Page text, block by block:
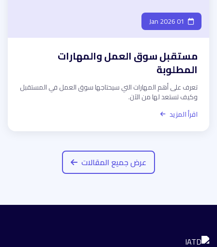
مستقبل سوق العمل والمهارات
المطلوبة
تعرف على أهم المهارات التي سيحتاجها سوق العمل في المستقبل
وكيف تستعد لها من الآن.
اقرأ المزيد
عرض جميع المقالات